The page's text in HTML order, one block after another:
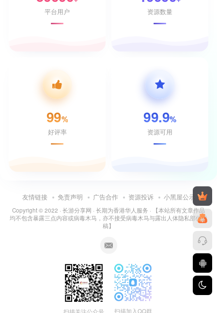
平台用户 资源数量
99%
好评率
99.9%
资源可用
友情链接 免责声明 广告合作 资源投诉 小黑屋公示
Copyright © 2022 · 长游分享网 · 长期为香港华人服务 · 【本站所有文章作品
均不包含暴露三点内容或病毒木马，亦不接受病毒木马与露出人体隐私部位投
稿】
扫描加入QQ群